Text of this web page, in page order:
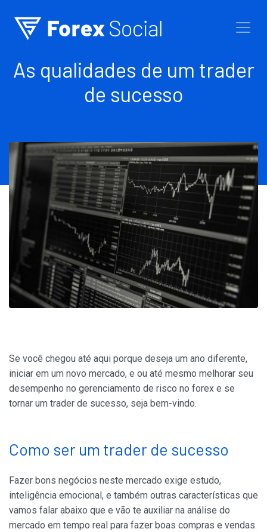
As qualidades de um trader
de sucesso
Se você chegou até aqui porque deseja um ano diferente,
iniciar em um novo mercado, e ou até mesmo melhorar seu
desempenho no gerenciamento de risco no forex e se
tornar um trader de sucesso, seja bem-vindo.
Como ser um trader de sucesso
Fazer bons negócios neste mercado exige estudo,
inteligência emocional, e também outras características que
vamos falar abaixo que e vão te auxiliar na análise do
mercado em tempo real para fazer boas compras e vendas.